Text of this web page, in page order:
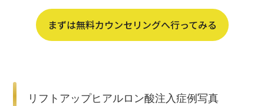
まずは無料カウンセリングへ行ってみる
リフトアップヒアルロン酸注入症例写真